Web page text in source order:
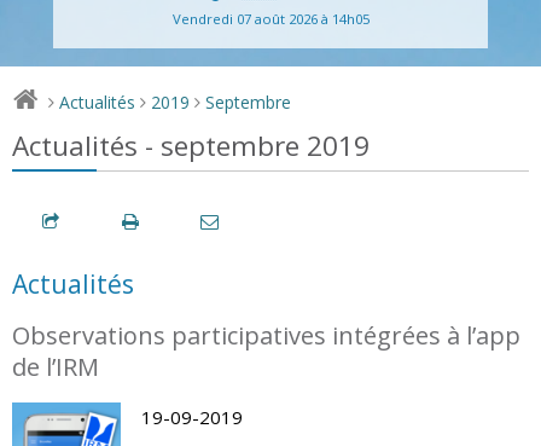
Vendredi 07 août 2026 à 14h05
> Actualités > 2019 > Septembre
Actualités - septembre 2019
Actualités
Observations participatives intégrées à l’app
de l’IRM
19-09-2019